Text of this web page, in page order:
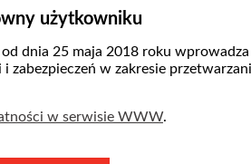
użytkowniku
dnia 25 maja 2018 roku wprowadza
w zakresie
w serwisie WWW.
działalności schroniska
schroniska przy
przejęło
nadal prowadziło
na październikowej